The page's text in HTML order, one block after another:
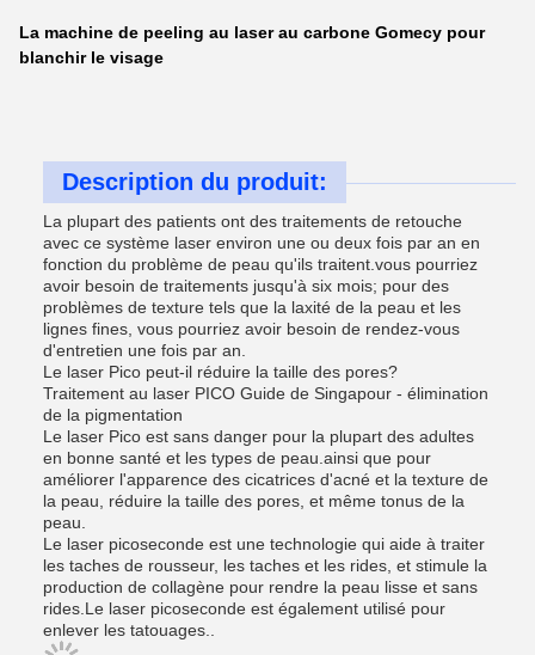
La machine de peeling au laser au carbone Gomecy pour
blanchir le visage
Description du produit:
La plupart des patients ont des traitements de retouche
avec ce système laser environ une ou deux fois par an en
fonction du problème de peau qu'ils traitent.vous pourriez
avoir besoin de traitements jusqu'à six mois; pour des
problèmes de texture tels que la laxité de la peau et les
lignes fines, vous pourriez avoir besoin de rendez-vous
d'entretien une fois par an.
Le laser Pico peut-il réduire la taille des pores?
Traitement au laser PICO Guide de Singapour - élimination
de la pigmentation
Le laser Pico est sans danger pour la plupart des adultes
en bonne santé et les types de peau.ainsi que pour
améliorer l'apparence des cicatrices d'acné et la texture de
la peau, réduire la taille des pores, et même tonus de la
peau.
Le laser picoseconde est une technologie qui aide à traiter
les taches de rousseur, les taches et les rides, et stimule la
production de collagène pour rendre la peau lisse et sans
rides.Le laser picoseconde est également utilisé pour
enlever les tatouages..